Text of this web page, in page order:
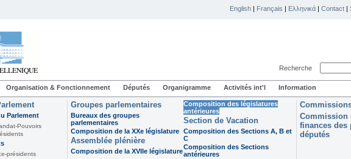
English | Français | Ελληνικά | Contact |
Recherche
Organisation & Fonctionnement Députés Organigramme Activités int'l Information
Parlement
Pouvoirs
présidents
Groupes parlementaires
Bureaux des groupes
parlementaires
Composition de la XXe législature
Assemblée plénière
Composition de la XVIIe législature
Composition des législatures
antérieures
Section de Vacation
Composition des Sections A, B et
C
Composition des Sections
antérieures
Commission
finances des
députés